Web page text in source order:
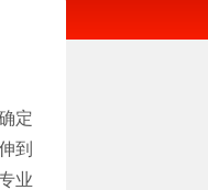
定
到
业